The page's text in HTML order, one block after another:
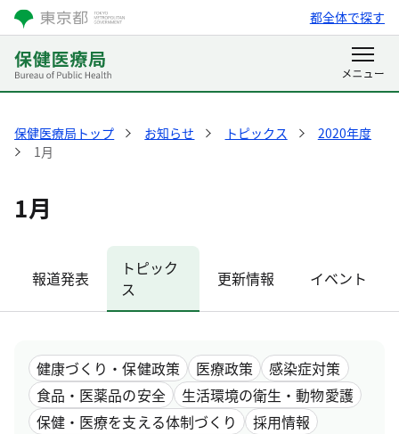
都全体で探す
保健医療局トップ お知らせ トピックス
2020年度
1月
1月
報道発表
トピック
ス
更新情報 イベント
健康づくり・保健政策 医療政策
感染症対策
食品・医薬品の安全
生活環境の衛生・動物愛護
保健・医療を支える体制づくり
採用情報